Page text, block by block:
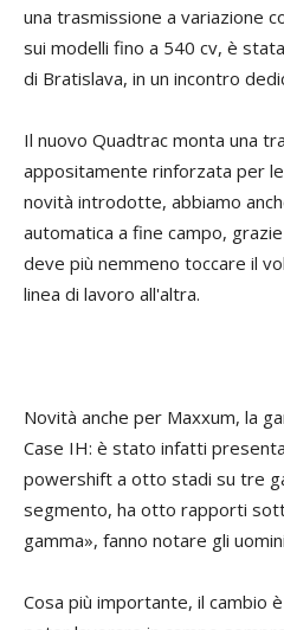
una trasmissione a variazione
sui modelli fino a 540 cv, è
di Bratislava, in un incontro
Il nuovo Quadtrac monta una
appositamente rinforzata per
novità introdotte, abbiamo
automatica a fine campo,
deve più nemmeno toccare il
linea di lavoro all'altra.
Novità anche per Maxxum, la
Case IH: è stato infatti
powershift a otto stadi su tre
segmento, ha otto rapporti
gamma», fanno notare gli
Cosa più importante, il cambio